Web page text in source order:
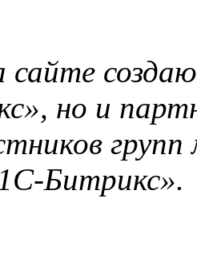
сайте
но и
Битрикс».